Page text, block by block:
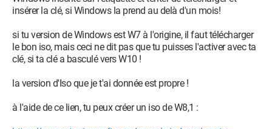
insérer la clé, si Windows la prend au delà d'un mois!
si tu version de Windows est W7 à l'origine, il faut télécharger
le bon iso, mais ceci ne dit pas que tu puisses l'activer avec ta
clé, si ta clé a basculé vers W10 !
la version d'Iso que je t'ai donnée est propre !
à l'aide de ce lien, tu peux créer un iso de W8,1 :